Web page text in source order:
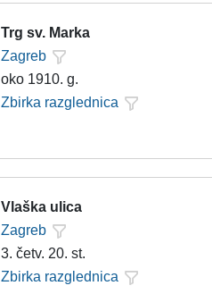
Trg sv. Marka
Zagreb
oko 1910. g.
Zbirka razglednica
Vlaška ulica
Zagreb
3. četv. 20. st.
Zbirka razglednica